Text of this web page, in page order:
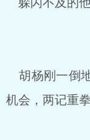
胡杨刚一倒
机会，两记重